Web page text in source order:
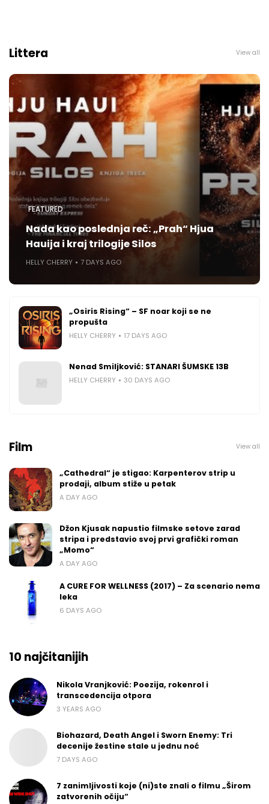
Littera View all
FEATURED
Nada kao poslednja reč: „Prah“ Hjua
Hauija i kraj trilogije Silos
HELLY CHERRY 7 DAYS AGO
„Osiris Rising“ – SF noar koji se ne
propušta
HELLY CHERRY 17 DAYS AGO
Nenad Smiljković: STANARI ŠUMSKE 13B
HELLY CHERRY 30 DAYS AGO
Film View all
„Cathedral“ je stigao: Karpenterov strip u
prodaji, album stiže u petak
A DAY AGO
Džon Kjusak napustio filmske setove zarad
stripa i predstavio svoj prvi grafički roman
„Momo“
A DAY AGO
A CURE FOR WELLNESS (2017) – Za scenario nema
leka
6 DAYS AGO
10 najčitanijih
Nikola Vranjković: Poezija, rokenrol i
transcedencija otpora
3 YEARS AGO
Biohazard, Death Angel i Sworn Enemy: Tri
decenije žestine stale u jednu noć
7 DAYS AGO
7 zanimljivosti koje (ni)ste znali o filmu „Širom
zatvorenih očiju“